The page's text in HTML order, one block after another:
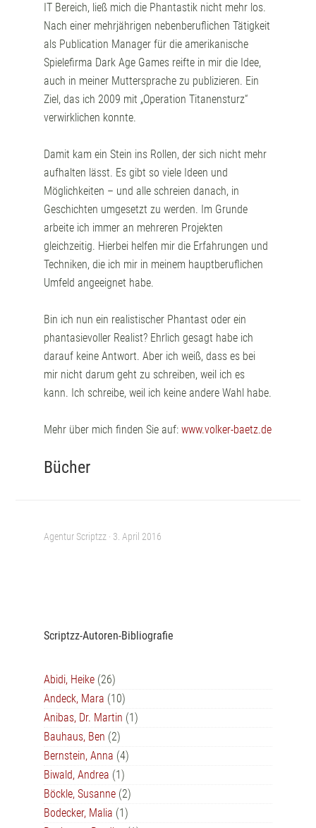
IT Bereich, ließ mich die Phantastik nicht mehr los.
Nach einer mehrjährigen nebenberuflichen Tätigkeit
als Publication Manager für die amerikanische
Spielefirma Dark Age Games reifte in mir die Idee,
auch in meiner Muttersprache zu publizieren. Ein
Ziel, das ich 2009 mit „Operation Titanensturz“
verwirklichen konnte.
Damit kam ein Stein ins Rollen, der sich nicht mehr
aufhalten lässt. Es gibt so viele Ideen und
Möglichkeiten – und alle schreien danach, in
Geschichten umgesetzt zu werden. Im Grunde
arbeite ich immer an mehreren Projekten
gleichzeitig. Hierbei helfen mir die Erfahrungen und
Techniken, die ich mir in meinem hauptberuflichen
Umfeld angeeignet habe.
Bin ich nun ein realistischer Phantast oder ein
phantasievoller Realist? Ehrlich gesagt habe ich
darauf keine Antwort. Aber ich weiß, dass es bei
mir nicht darum geht zu schreiben, weil ich es
kann. Ich schreibe, weil ich keine andere Wahl habe.
Mehr über mich finden Sie auf:www.volker-baetz.de
Bücher
Agentur Scriptzz · 3. April 2016
Scriptzz-Autoren-Bibliografie
Abidi, Heike (26)
Andeck, Mara (10)
Anibas, Dr. Martin (1)
Bauhaus, Ben (2)
Bernstein, Anna (4)
Biwald, Andrea (1)
Böckle, Susanne (2)
Bodecker, Malia (1)